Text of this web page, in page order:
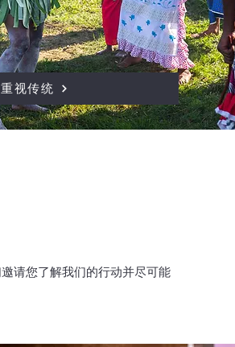
重视传统
请您了解我们的行动并尽可能